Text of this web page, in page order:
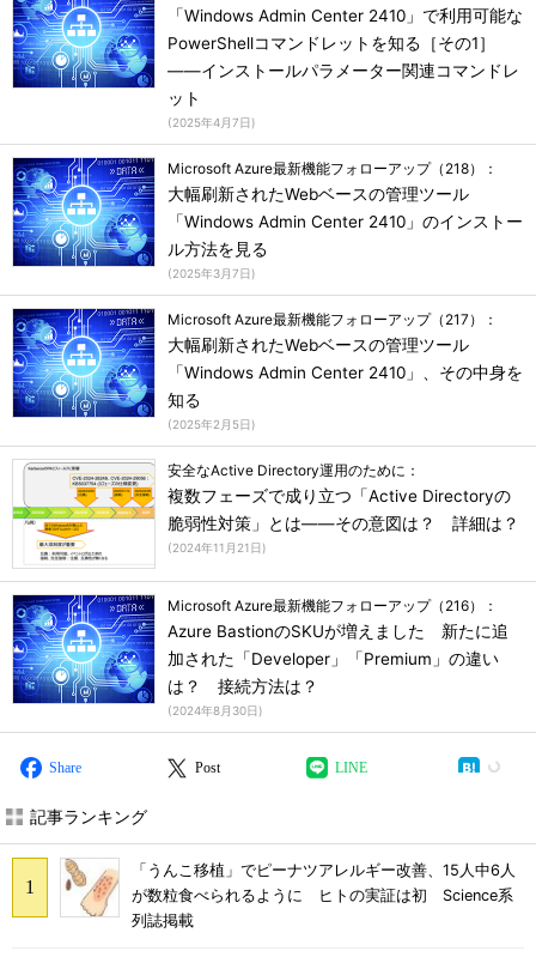
「Windows Admin Center 2410」で利用可能な
PowerShellコマンドレットを知る［その1］
――インストールパラメーター関連コマンドレ
ット
(2025年4月7日)
Microsoft Azure最新機能フォローアップ（218）：
大幅刷新されたWebベースの管理ツール
「Windows Admin Center 2410」のインストー
ル方法を見る
(2025年3月7日)
Microsoft Azure最新機能フォローアップ（217）：
大幅刷新されたWebベースの管理ツール
「Windows Admin Center 2410」、その中身を
知る
(2025年2月5日)
安全なActive Directory運用のために：
複数フェーズで成り立つ「Active Directoryの
脆弱性対策」とは――その意図は？ 詳細は？
(2024年11月21日)
Microsoft Azure最新機能フォローアップ（216）：
Azure BastionのSKUが増えました 新たに追
加された「Developer」「Premium」の違い
は？ 接続方法は？
(2024年8月30日)
Share Post LINE
記事ランキング
「うんこ移植」でピーナツアレルギー改善、15人中6人
が数粒食べられるように ヒトの実証は初 Science系
列誌掲載